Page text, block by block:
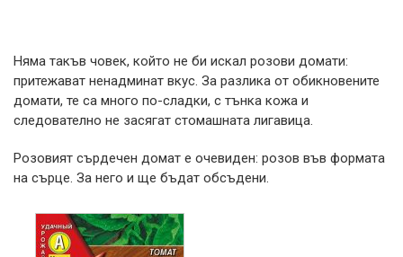
Няма такъв човек, който не би искал розови домати:
притежават ненадминат вкус. За разлика от обикновените
домати, те са много по-сладки, с тънка кожа и
следователно не засягат стомашната лигавица.
Розовият сърдечен домат е очевиден: розов във формата
на сърце. За него и ще бъдат обсъдени.